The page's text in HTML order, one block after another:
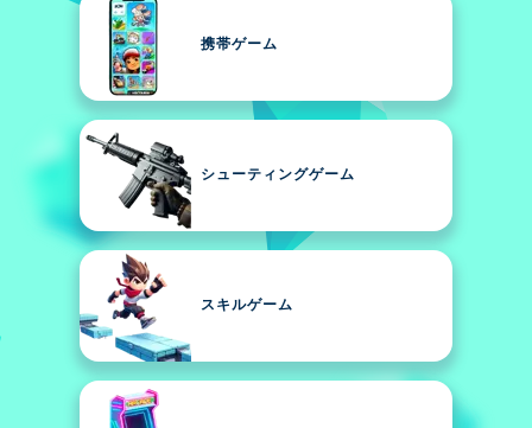
携帯ゲーム
シューティングゲーム
スキルゲーム